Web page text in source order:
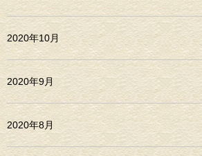
2020年10月
2020年9月
2020年8月